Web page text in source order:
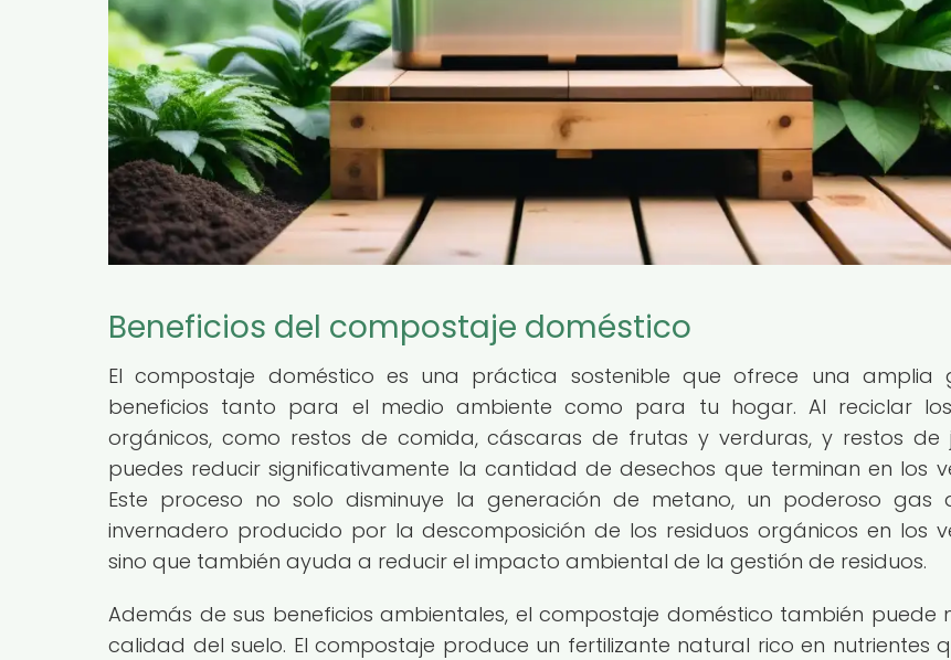
Beneficios del compostaje doméstico
El compostaje doméstico es una práctica sostenible que ofrece una amplia
beneficios tanto para el medio ambiente como para tu hogar. Al reciclar
orgánicos, como restos de comida, cáscaras de frutas y verduras, y restos de
puedes reducir significativamente la cantidad de desechos que terminan en los
Este proceso no solo disminuye la generación de metano, un poderoso gas
invernadero producido por la descomposición de los residuos orgánicos en los
sino que también ayuda a reducir el impacto ambiental de la gestión de residuos.
Además de sus beneficios ambientales, el compostaje doméstico también puede
calidad del suelo. El compostaje produce un fertilizante natural rico en nutrientes